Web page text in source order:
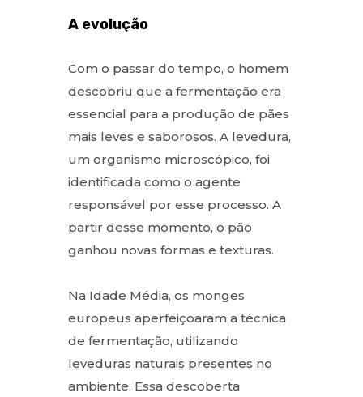
A evolução
Com o passar do tempo, o homem
descobriu que a fermentação era
essencial para a produção de pães
mais leves e saborosos. A levedura,
um organismo microscópico, foi
identificada como o agente
responsável por esse processo. A
partir desse momento, o pão
ganhou novas formas e texturas.
Na Idade Média, os monges
europeus aperfeiçoaram a técnica
de fermentação, utilizando
leveduras naturais presentes no
ambiente. Essa descoberta